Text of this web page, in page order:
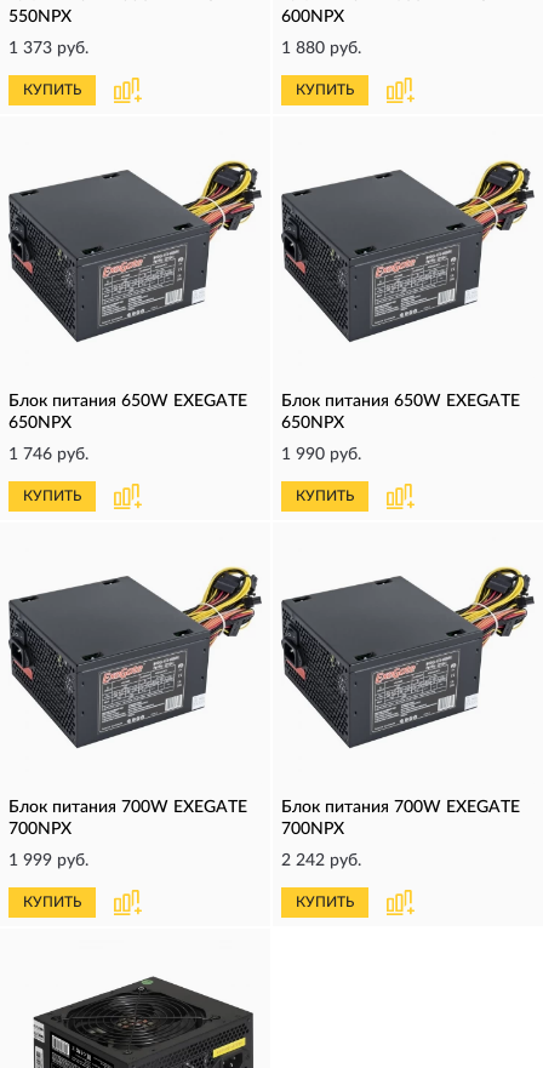
550NPX
1 373 руб.
КУПИТЬ
600NPX
1 880 руб.
КУПИТЬ
Блок питания 650W EXEGATE
650NPX
1 746 руб.
КУПИТЬ
Блок питания 650W EXEGATE
650NPX
1 990 руб.
КУПИТЬ
Блок питания 700W EXEGATE
700NPX
1 999 руб.
КУПИТЬ
Блок питания 700W EXEGATE
700NPX
2 242 руб.
КУПИТЬ